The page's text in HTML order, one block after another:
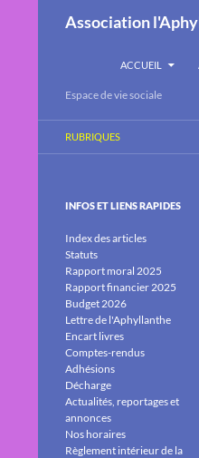
Association
ACCUEIL
Espace de vie sociale
RUBRIQUES
INFOS ET LIENS RAPIDES
Index des articles
Statuts
Rapport moral 2025
Rapport financier 2025
Budget 2026
Lettre de l'Aphyllanthe
Encart livres
Comptes-rendus
Adhésions
Décharge
Actualités, reportages et
annonces
Nos horaires
Règlement intérieur de la